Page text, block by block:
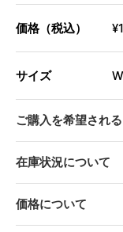
価格（税込）
サイズ
ご購入を希望され
在庫状況について
価格について